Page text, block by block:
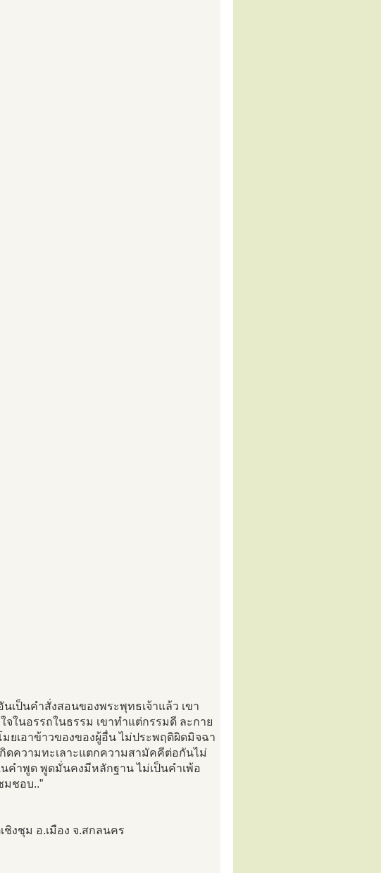
เป็นคำสั่งสอนของพระพุทธเจ้าแล้ว เขา
ในอรรถในธรรม เขาทำแต่กรรมดี ละกาย
ยเอาข้าวของของผู้อื่น ไม่ประพฤติผิดมิจฉา
ดความทะเลาะแตกความสามัคคีต่อกันไม่
คำพูด พูดมั่นคงมีหลักฐาน ไม่เป็นคำเพ้อ
มชอบ..”
งชุม อ.เมือง จ.สกลนคร